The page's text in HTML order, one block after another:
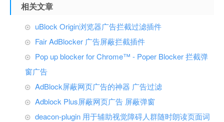
相关文章
uBlock Origin浏览器广告拦截过滤插件
Fair AdBlocker 广告屏蔽拦截插件
Pop up blocker for Chrome™ - Poper Blocker 拦截弹
窗广告
AdBlock屏蔽网页广告的神器 广告过滤
Adblock Plus屏蔽网页广告 屏蔽弹窗
deacon-plugin 用于辅助视觉障碍人群随时朗读页面词